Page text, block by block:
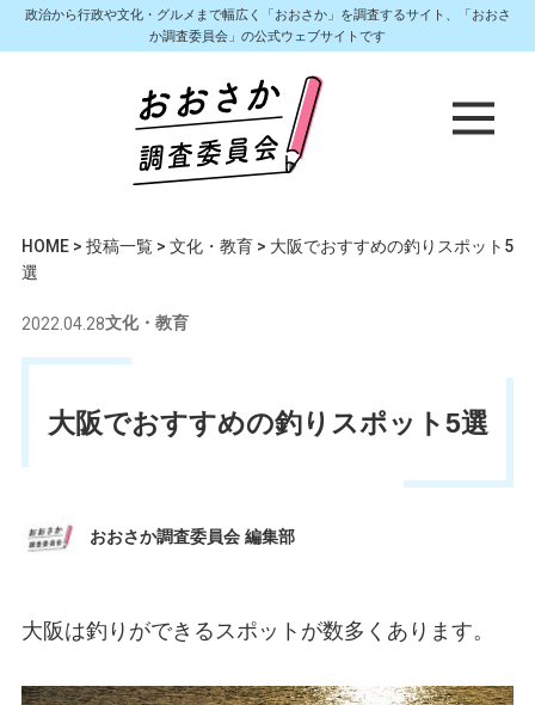
政治から行政や文化・グルメまで幅広く「おおさか」を調査するサイト、「おおさ
か調査委員会」の公式ウェブサイトです
HOME> 投稿一覧> 文化・教育> 大阪でおすすめの釣りスポット5
選
2022.04.28文化・教育
大阪でおすすめの釣りスポット5選
おおさか調査委員会 編集部
大阪は釣りができるスポットが数多くあります。